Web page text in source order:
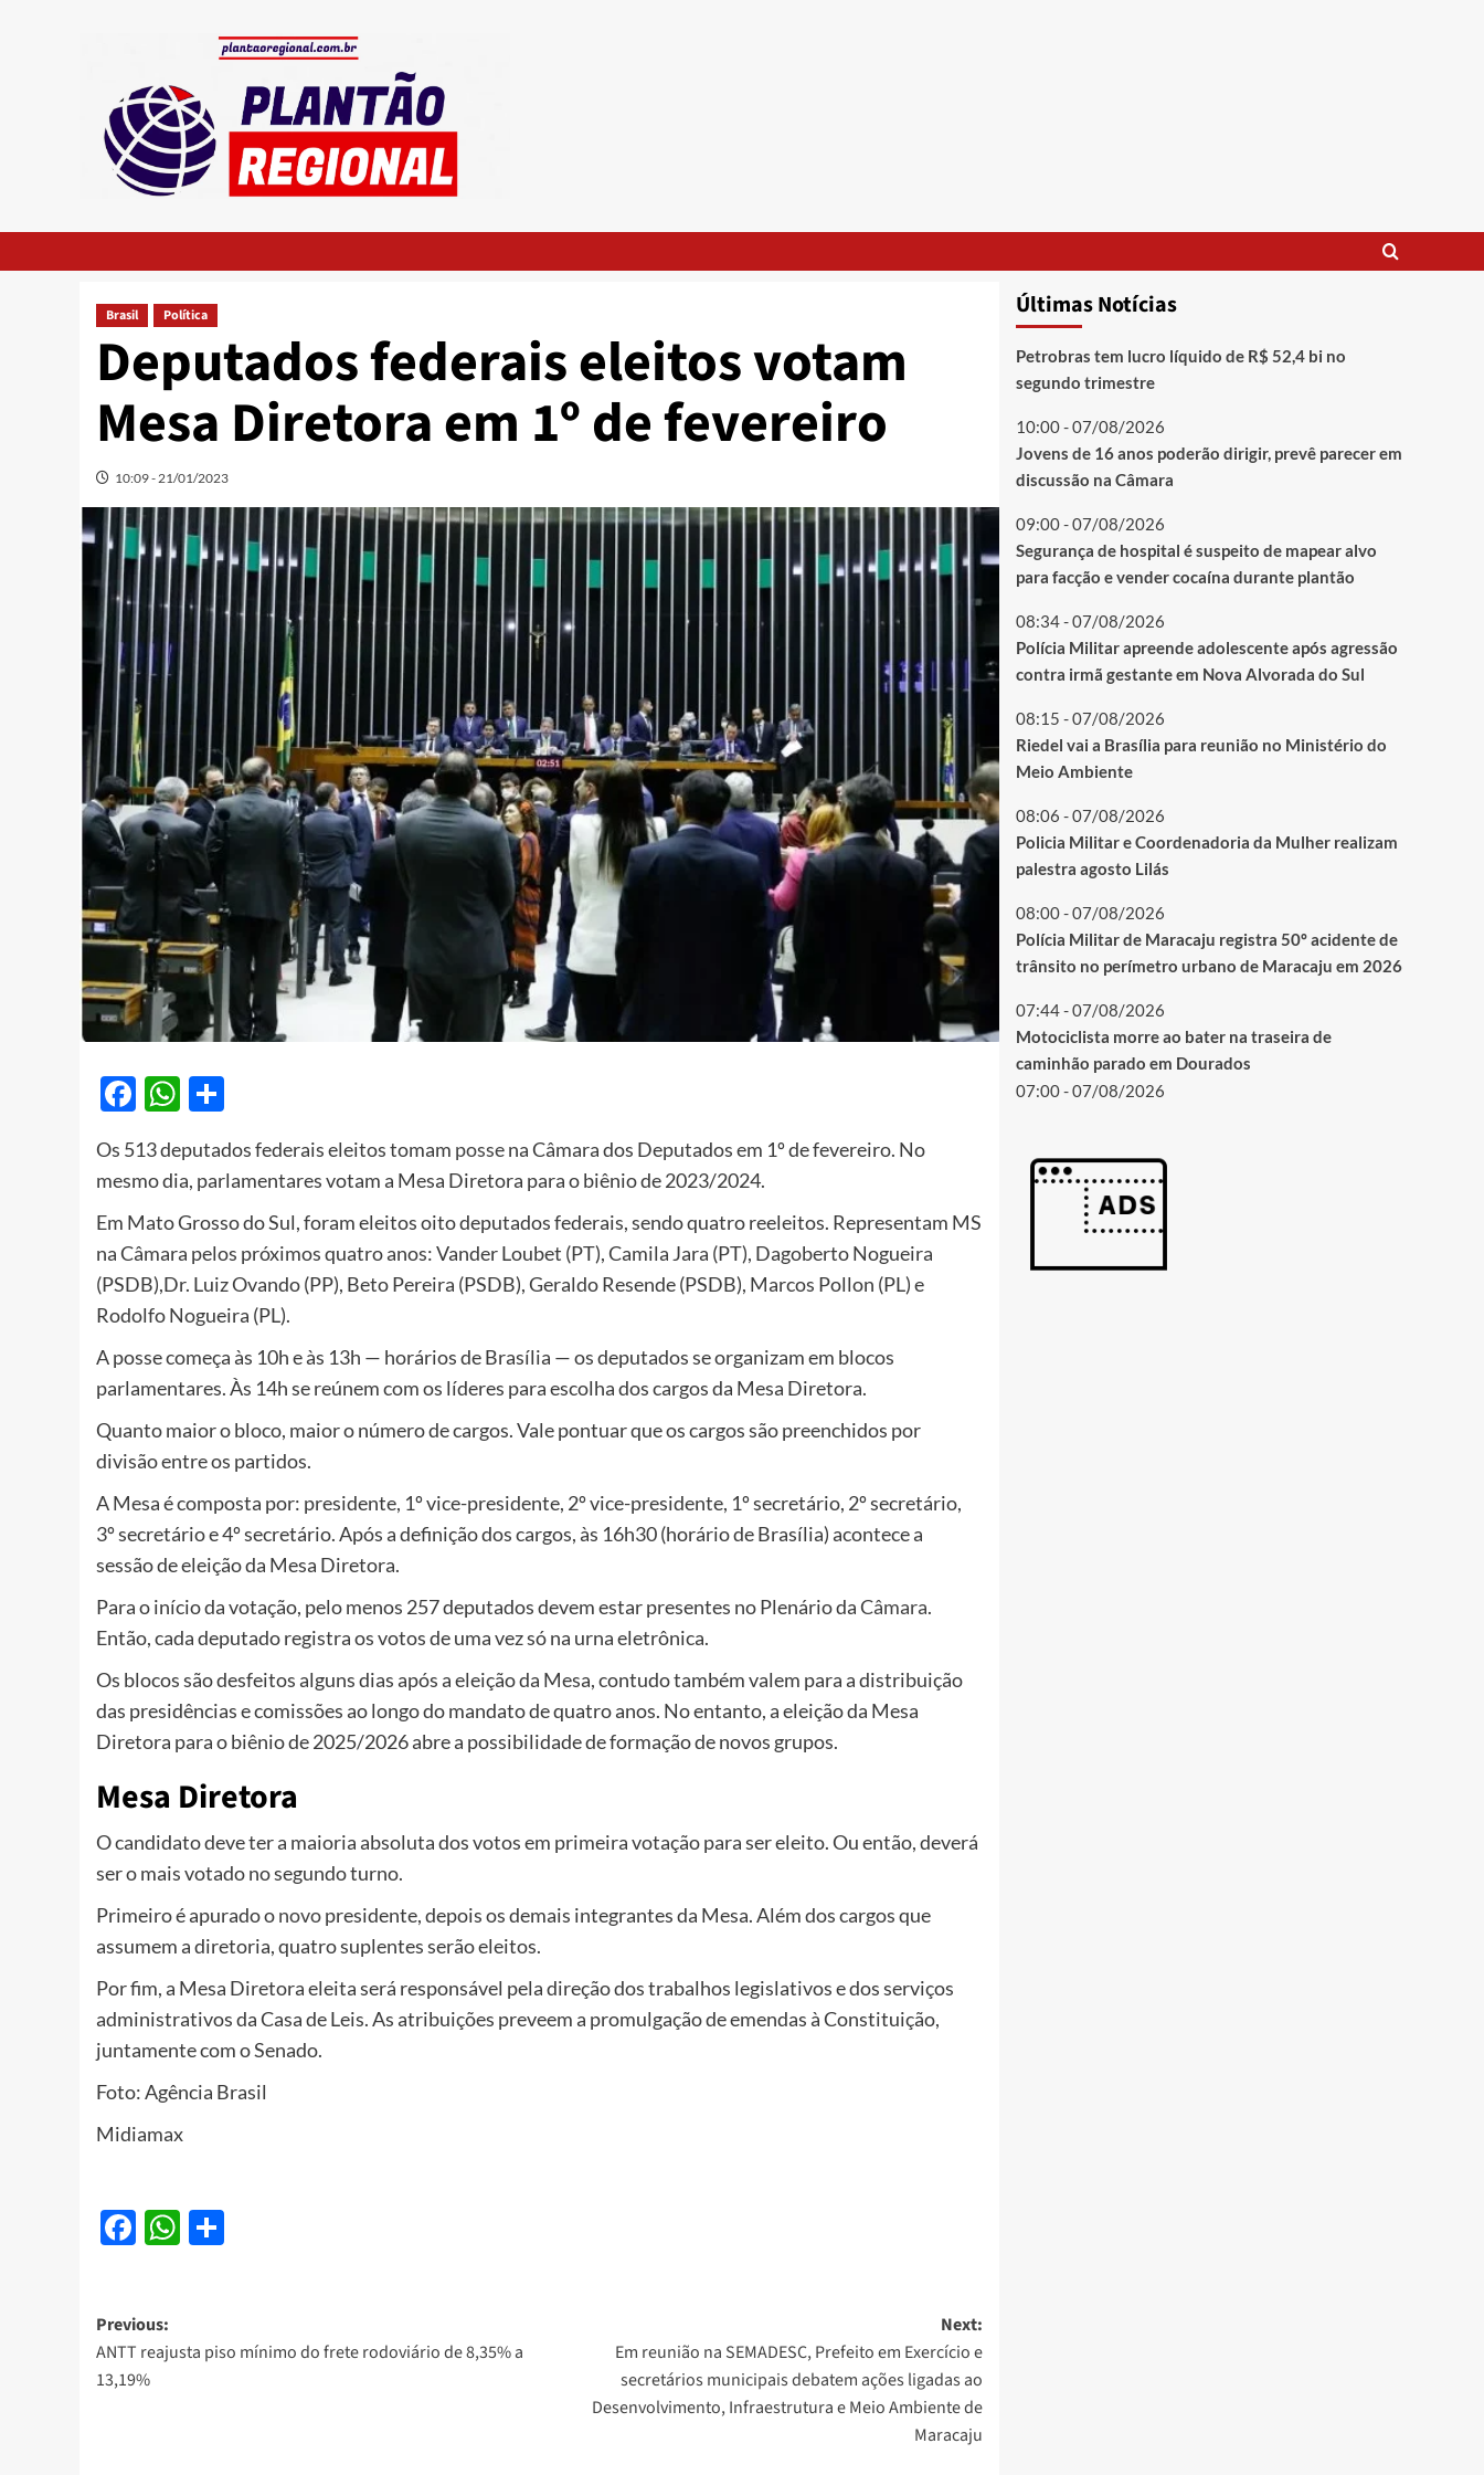
Brasil Política
Deputados federais eleitos votam
Mesa Diretora em 1º de fevereiro
10:09 - 21/01/2023
Facebook
WhatsApp
Os 513 deputados federais eleitos tomam possena Câmara dos Deputados em 1º de fevereiro. No
mesmo dia, parlamentares votam a Mesa Diretora para o biênio de 2023/2024.
Em Mato Grosso do Sul, foram eleitos oito deputados federais, sendo quatro reeleitos. Representam MS
na Câmara pelos próximos quatro anos: Vander Loubet (PT), Camila Jara (PT), Dagoberto Nogueira
(PSDB),Dr. Luiz Ovando (PP), Beto Pereira (PSDB), Geraldo Resende (PSDB), Marcos Pollon (PL) e
Rodolfo Nogueira (PL).
A posse começa às 10h e às 13h — horários de Brasília — os deputados se organizam em blocos
parlamentares. Às 14h se reúnem com os líderes para escolha dos cargos da Mesa Diretora.
Quanto maior o bloco, maior o número de cargos. Vale pontuar que os cargos são preenchidos por
divisão entre os partidos.
A Mesa é composta por: presidente, 1º vice-presidente, 2º vice-presidente, 1º secretário, 2º secretário,
3º secretário e 4º secretário. Após a definição dos cargos, às 16h30 (horário de Brasília) acontece a
sessão de eleição da Mesa Diretora.
Para o início da votação, pelo menos 257 deputados devem estar presentes no Plenário daCâmara.
Então, cada deputado registra os votos de uma vez só na urna eletrônica.
Os blocos são desfeitos alguns dias após a eleição da Mesa, contudo também valem para a distribuição
das presidências e comissões ao longo do mandato de quatro anos. No entanto, a eleição da Mesa
Diretora para o biênio de 2025/2026 abre a possibilidade de formação de novos grupos.
Mesa Diretora
O candidato deve ter a maioria absoluta dos votos em primeira votação para ser eleito. Ou então, deverá
ser o mais votado no segundo turno.
Primeiro é apurado onovopresidente, depois os demais integrantes da Mesa. Além dos cargos que
assumem a diretoria, quatro suplentes serão eleitos.
Por fim, a Mesa Diretora eleita será responsável pela direção dos trabalhos legislativos e dos serviços
administrativos da Casa de Leis. As atribuições preveem a promulgação de emendas à Constituição,
juntamente com o Senado.
Foto: Agência Brasil
Midiamax
Facebook
WhatsApp
Post
navigation
Previous:
ANTT reajusta piso mínimo do frete rodoviário de 8,35% a
13,19%
Next:
Em reunião na SEMADESC, Prefeito em Exercício e
secretários municipais debatem ações ligadas ao
Desenvolvimento, Infraestrutura e Meio Ambiente de
Maracaju
Últimas Notícias
Petrobras tem lucro líquido de R$ 52,4 bi no
segundo trimestre
10:00 - 07/08/2026
Jovens de 16 anos poderão dirigir, prevê parecer em
discussão na Câmara
09:00 - 07/08/2026
Segurança de hospital é suspeito de mapear alvo
para facção e vender cocaína durante plantão
08:34 - 07/08/2026
Polícia Militar apreende adolescente após agressão
contra irmã gestante em Nova Alvorada do Sul
08:15 - 07/08/2026
Riedel vai a Brasília para reunião no Ministério do
Meio Ambiente
08:06 - 07/08/2026
Policia Militar e Coordenadoria da Mulher realizam
palestra agosto Lilás
08:00 - 07/08/2026
Polícia Militar de Maracaju registra 50º acidente de
trânsito no perímetro urbano de Maracaju em 2026
07:44 - 07/08/2026
Motociclista morre ao bater na traseira de
caminhão parado em Dourados
07:00 - 07/08/2026